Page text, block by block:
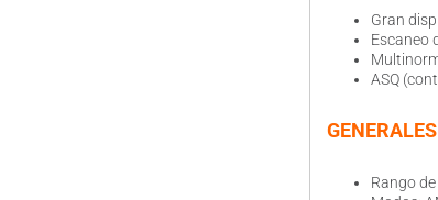
Gran
Escaneo
ASQ
GENERALES
Rango